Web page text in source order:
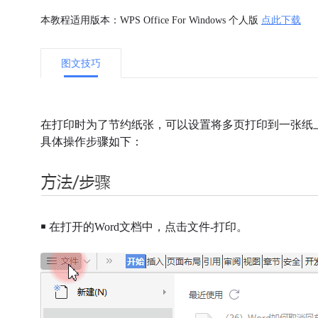
本教程适用版本：WPS Office For Windows 个人版 点此下载
图文技巧
在打印时为了节约纸张，可以设置将多页打印到一张纸
具体操作步骤如下：
￭ 在打开的Word文档中，点击文件-打印。